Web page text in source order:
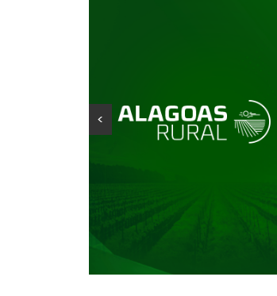
<